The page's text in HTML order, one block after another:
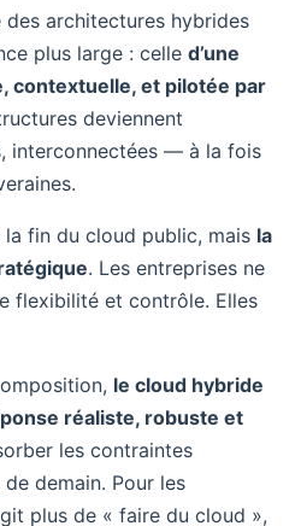
des architectures hybrides
plus large : celle d’une
contextuelle, et pilotée par
deviennent
interconnectées — à la fois
la fin du cloud public, mais la
. Les entreprises ne
flexibilité et contrôle. Elles
le cloud hybride
réaliste, robuste et
les contraintes
de demain. Pour les
plus de « faire du cloud »,